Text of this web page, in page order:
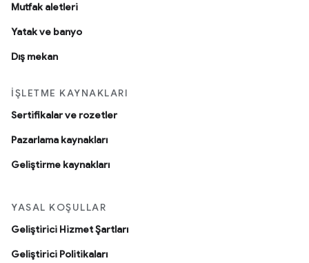
Mutfak aletleri
Yatak ve banyo
Dış mekan
İŞLETME KAYNAKLARI
Sertifikalar ve rozetler
Pazarlama kaynakları
Geliştirme kaynakları
YASAL KOŞULLAR
Geliştirici Hizmet Şartları
Geliştirici Politikaları